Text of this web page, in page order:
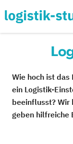
Wie hoch ist das
ein Logistik-
beeinflusst? Wir
geben hilfreiche